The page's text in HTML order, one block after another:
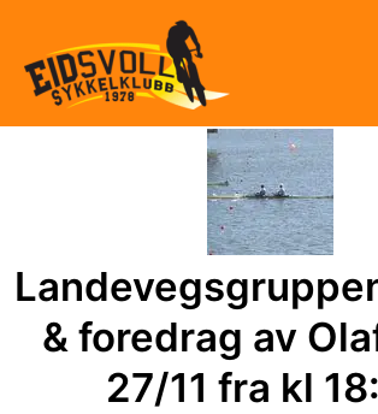
innholdet
innholdet
& foredrag av
27/11 fra kl